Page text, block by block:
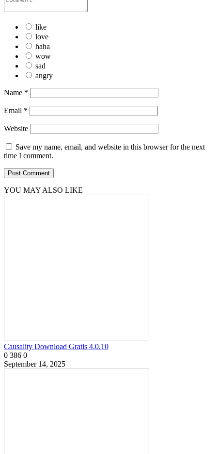
like
love
haha
wow
sad
angry
Name *
Email *
Website
Save my name, email, and website in this browser for the next
time I comment.
YOU MAY ALSO LIKE
Causality Download Gratis 4.0.10
0 386 0
September 14, 2025